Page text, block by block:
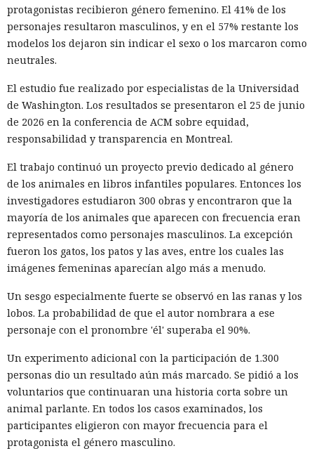
protagonistas recibieron género femenino. El 41% de los
personajes resultaron masculinos, y en el 57% restante los
modelos los dejaron sin indicar el sexo o los marcaron como
neutrales.
El estudio fue realizado por especialistas de la Universidad
de Washington. Los resultados se presentaron el 25 de junio
de 2026 en la conferencia de ACM sobre equidad,
responsabilidad y transparencia en Montreal.
El trabajo continuó un proyecto previo dedicado al género
de los animales en libros infantiles populares. Entonces los
investigadores estudiaron 300 obras y encontraron que la
mayoría de los animales que aparecen con frecuencia eran
representados como personajes masculinos. La excepción
fueron los gatos, los patos y las aves, entre los cuales las
imágenes femeninas aparecían algo más a menudo.
Un sesgo especialmente fuerte se observó en las ranas y los
lobos. La probabilidad de que el autor nombrara a ese
personaje con el pronombre 'él' superaba el 90%.
Un experimento adicional con la participación de 1.300
personas dio un resultado aún más marcado. Se pidió a los
voluntarios que continuaran una historia corta sobre un
animal parlante. En todos los casos examinados, los
participantes eligieron con mayor frecuencia para el
protagonista el género masculino.